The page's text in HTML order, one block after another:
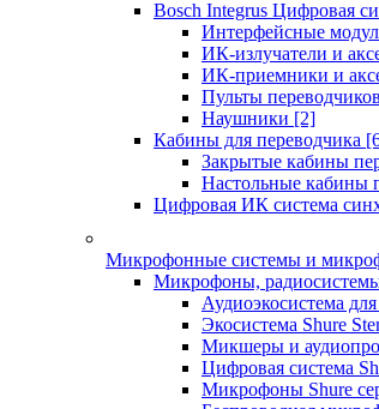
Bosch Integrus Цифровая
Интерфейсные
ИК-излучатели и
ИК-приемники и
Пульты
Наушники [2]
Кабины для переводчика
Закрытые кабины
Настольные кабины
Цифровая ИК система
Микрофонные системы и
Микрофоны,
Аудиоэкосистема
Экосистема Shure
Микшеры и
Цифровая система
Микрофоны Shure